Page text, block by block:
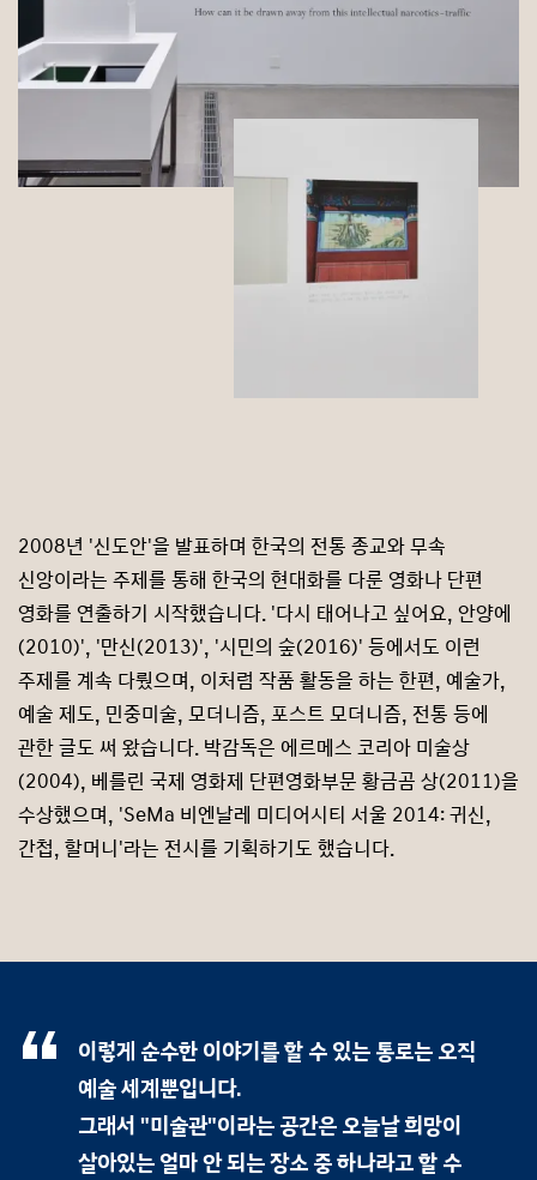
2008년 '신도안'을 발표하며 한국의 전통 종교와 무속
신앙이라는 주제를 통해 한국의 현대화를 다룬 영화나 단편
영화를 연출하기 시작했습니다. '다시 태어나고 싶어요, 안양에
(2010)', '만신(2013)', '시민의 숲(2016)' 등에서도 이런
주제를 계속 다뤘으며, 이처럼 작품 활동을 하는 한편, 예술가,
예술 제도, 민중미술, 모더니즘, 포스트 모더니즘, 전통 등에
관한 글도 써 왔습니다. 박감독은 에르메스 코리아 미술상
(2004), 베를린 국제 영화제 단편영화부문 황금곰 상(2011)을
수상했으며, 'SeMa 비엔날레 미디어시티 서울 2014: 귀신,
간첩, 할머니'라는 전시를 기획하기도 했습니다.
이렇게 순수한 이야기를 할 수 있는 통로는 오직
예술 세계뿐입니다.
그래서 "미술관"이라는 공간은 오늘날 희망이
살아있는 얼마 안 되는 장소 중 하나라고 할 수